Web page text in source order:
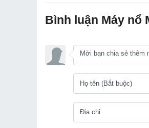
Bình luận Máy nổ